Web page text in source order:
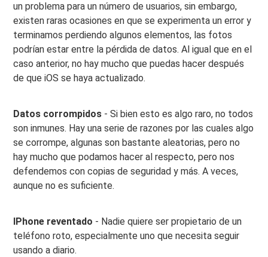
un problema para un número de usuarios, sin embargo,
existen raras ocasiones en que se experimenta un error y
terminamos perdiendo algunos elementos, las fotos
podrían estar entre la pérdida de datos. Al igual que en el
caso anterior, no hay mucho que puedas hacer después
de que iOS se haya actualizado.
Datos corrompidos - Si bien esto es algo raro, no todos
son inmunes. Hay una serie de razones por las cuales algo
se corrompe, algunas son bastante aleatorias, pero no
hay mucho que podamos hacer al respecto, pero nos
defendemos con copias de seguridad y más. A veces,
aunque no es suficiente.
IPhone reventado - Nadie quiere ser propietario de un
teléfono roto, especialmente uno que necesita seguir
usando a diario.